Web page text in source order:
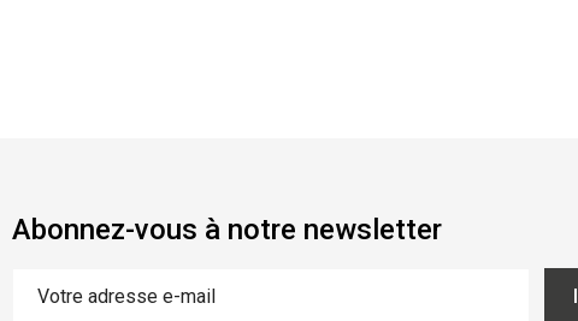
Abonnez-vous à notre newsletter